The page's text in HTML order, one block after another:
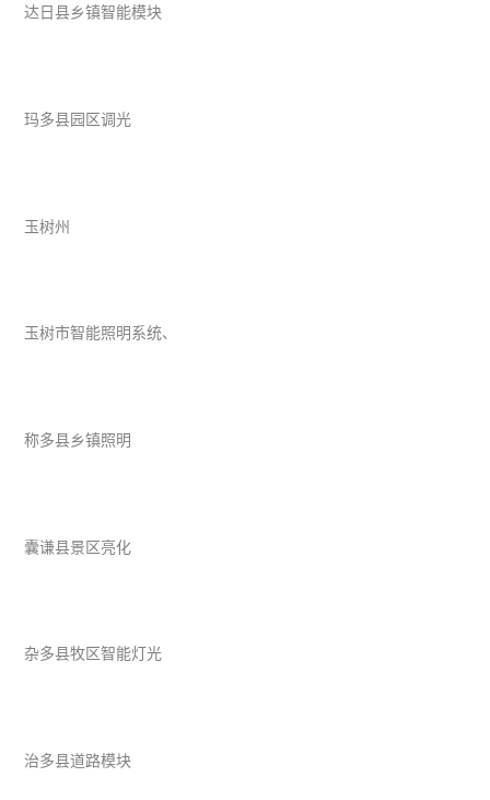
达日县乡镇智能模块
玛多县园区调光
玉树州
玉树市智能照明系统、
称多县乡镇照明
囊谦县景区亮化
杂多县牧区智能灯光
治多县道路模块